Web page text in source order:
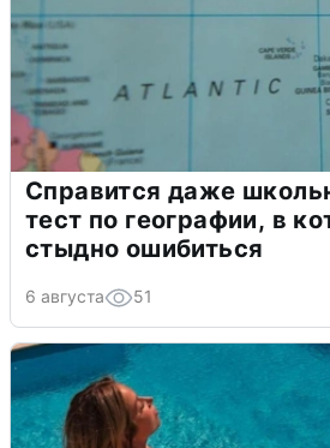
Справится даже
тест по географии, в
стыдно ошибиться
6 августа 51